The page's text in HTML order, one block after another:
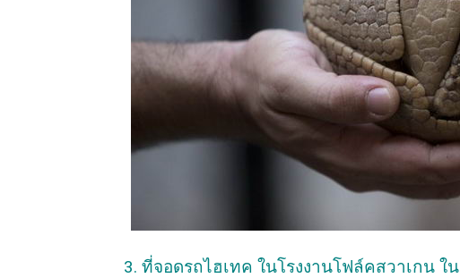
3. ที่จอดรถไฮเทค ในโรงงานโฟล์คสวาเกน ใ